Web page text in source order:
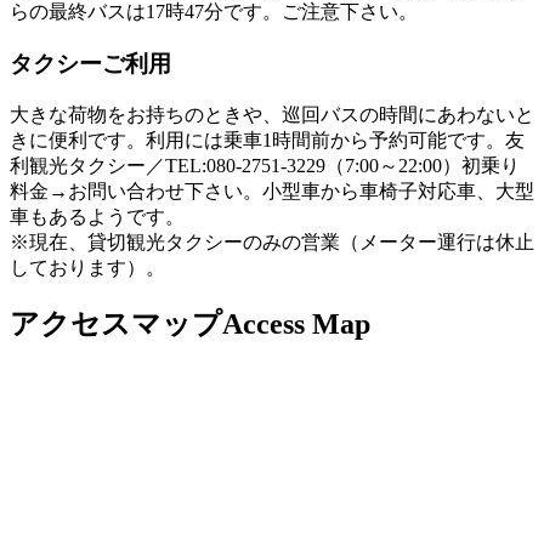
らの最終バスは17時47分です。ご注意下さい。
タクシーご利用
大きな荷物をお持ちのときや、巡回バスの時間にあわないと
きに便利です。利用には乗車1時間前から予約可能です。友
利観光タクシー／TEL:080-2751-3229（7:00～22:00）初乗り
料金→お問い合わせ下さい。小型車から車椅子対応車、大型
車もあるようです。
※現在、貸切観光タクシーのみの営業（メーター運行は休止
しております）。
アクセスマップAccess Map